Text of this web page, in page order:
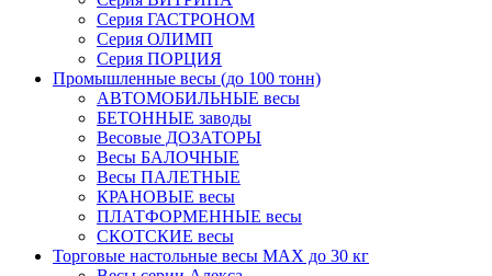
Серия ГАСТРОНОМ
Серия ОЛИМП
Серия ПОРЦИЯ
Промышленные весы (до 100 тонн)
АВТОМОБИЛЬНЫЕ весы
БЕТОННЫЕ заводы
Весовые ДОЗАТОРЫ
Весы БАЛОЧНЫЕ
Весы ПАЛЕТНЫЕ
КРАНОВЫЕ весы
ПЛАТФОРМЕННЫЕ весы
СКОТСКИЕ весы
Торговые настольные весы MAX до 30 кг